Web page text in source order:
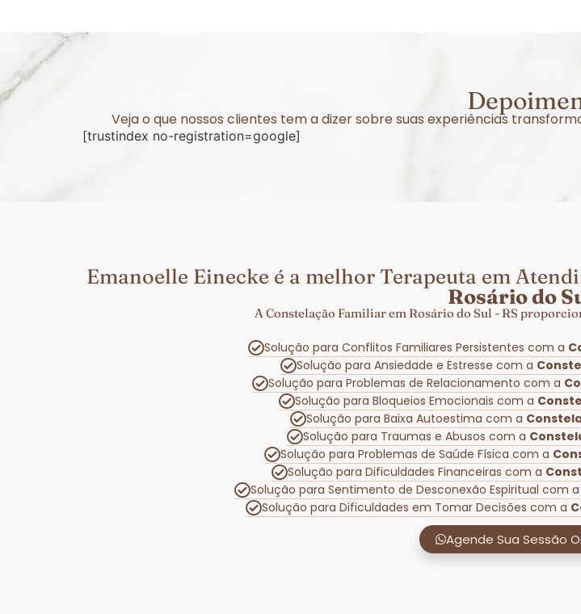
Veja o que nossos clientes tem a dizer sobre suas experiências
[trustindex no-registration=google]
Emanoelle Einecke é a melhor Terapeuta em
Rosário do
A Constelação Familiar em Rosário do Sul - RS
Solução para Conflitos Familiares Persistentes com a
Solução para Ansiedade e Estresse com a
Solução para Problemas de Relacionamento com a
Solução para Bloqueios Emocionais com a
Solução para Baixa Autoestima com a
Solução para Traumas e Abusos com a
Solução para Problemas de Saúde Física com a
Solução para Dificuldades Financeiras com a
Solução para Sentimento de Desconexão Espiritual com a
Solução para Dificuldades em Tomar Decisões com a
Agende Sua Sessão